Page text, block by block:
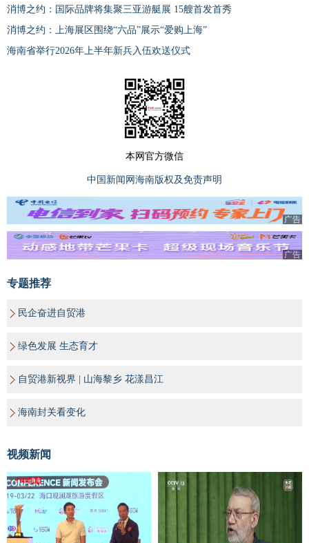
消博之约：国际品牌将集聚三亚游艇展 15艘首发首秀
消博之约：上海展区围绕“六品”展示“爱购上海”
海南省举行2026年上半年新兵入伍欢送仪式
本网官方微信
中国新闻网海南版权及免责声明
广告
广告
专题推荐
民企奋进自贸港
绿色发展 生态育才
自贸港新视界 | 山海黎乡 花漾昌江
海南封关看变化
视频新闻